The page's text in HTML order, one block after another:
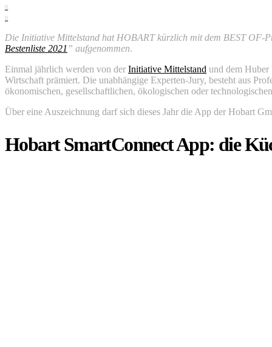
0
0
Die Initiative Mittelstand hat HOBART kürzlich mit dem BEST OF-
Bestenliste 2021 ” aufgenommen.
Einmal jährlich werden von der Initiative Mittelstand und dem Huber
Wirtschaft prämiert. Die unabhängige Experten-Jury, besteht aus
ökonomischen, gesellschaftlichen, ökologischen oder
Über eine Auszeichnung darf sich dieses Jahr die App der Hobart
Hobart SmartConnect App: die